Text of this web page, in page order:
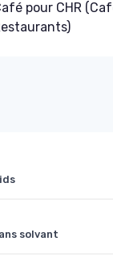
pour CHR
solvant